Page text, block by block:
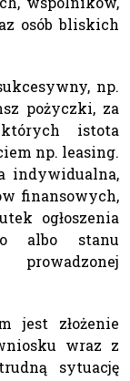
osób bliskich
np.
pożyczki, za
istota
np. leasing.
indywidualna,
finansowych,
ogłoszenia
albo stanu
jest złożenie
wraz z
sytuację